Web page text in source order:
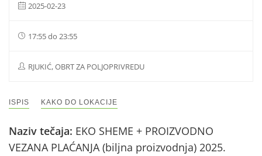
2025-02-23
17:55 do 23:55
RJUKIĆ, OBRT ZA POLJOPRIVREDU
ISPIS KAKO DO LOKACIJE
Naziv tečaja: EKO SHEME + PROIZVODNO
VEZANA PLAĆANJA (biljna proizvodnja) 2025.